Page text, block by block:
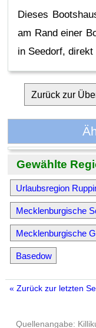
Dieses
am Rand einer
in Seedorf,
Zurück zur
Gewählte
Urlaubsregion
Mecklenburgische
Mecklenburgische
Basedow
« Zurück zur letzten
Quellenangabe: